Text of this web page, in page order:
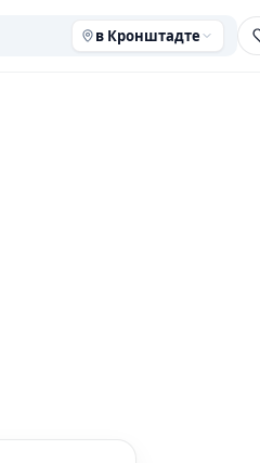
в Кронштадте